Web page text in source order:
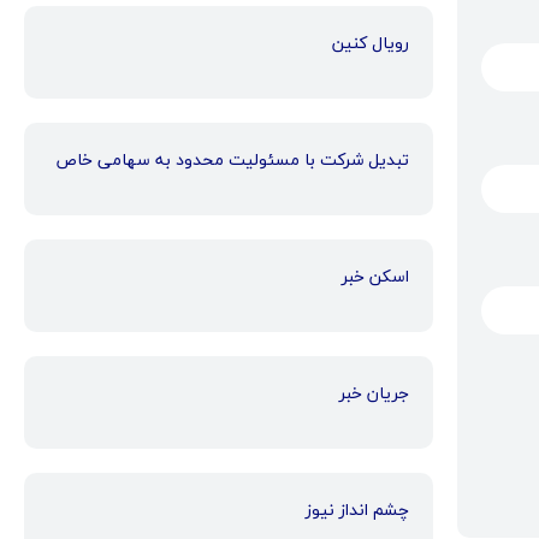
رویال کنین
تبدیل شرکت با مسئولیت محدود به سهامی خاص
اسکن خبر
جریان خبر
چشم انداز نیوز